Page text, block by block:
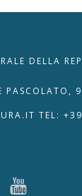
DELLA
PASCOLATO,
TEL: